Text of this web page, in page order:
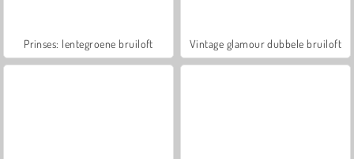
Prinses: lentegroene bruiloft Vintage glamour dubbele bruiloft